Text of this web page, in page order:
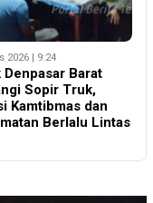
2026 | 9:24
Denpasar Barat
Sopir Truk,
Kamtibmas dan
Berlalu Lintas